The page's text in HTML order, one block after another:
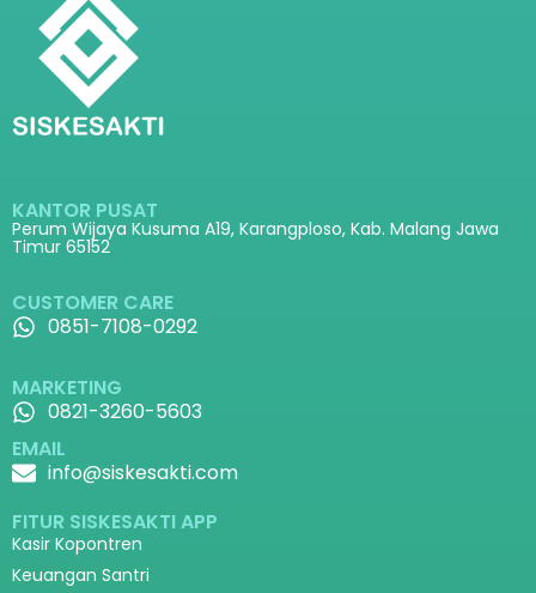
KANTOR PUSAT
Perum Wijaya Kusuma A19, Karangploso, Kab. Malang Jawa
Timur 65152
CUSTOMER CARE
0851-7108-0292
MARKETING
0821-3260-5603
EMAIL
info@siskesakti.com
FITUR SISKESAKTI APP
Kasir Kopontren
Keuangan Santri